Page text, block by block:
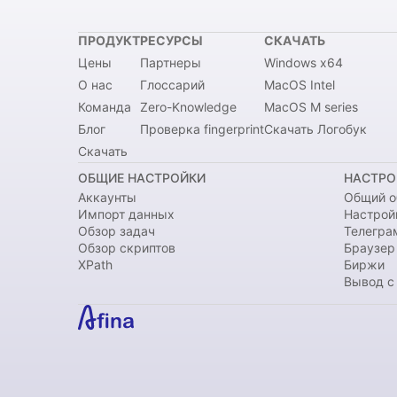
ПРОДУКТ
Цены
О нас
Команда
Блог
Скачать
РЕСУРСЫ
Партнеры
Глоссарий
Zero-Knowledge
Проверка fingerprint
СКАЧАТЬ
Windows x64
MacOS Intel
MacOS M series
Скачать Логобук
ОБЩИЕ НАСТРОЙКИ
Аккаунты
Импорт данных
Обзор задач
Обзор скриптов
XPath
Общий
Браузер
Биржи
Вывод